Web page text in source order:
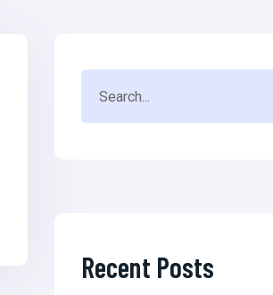
Recent Posts